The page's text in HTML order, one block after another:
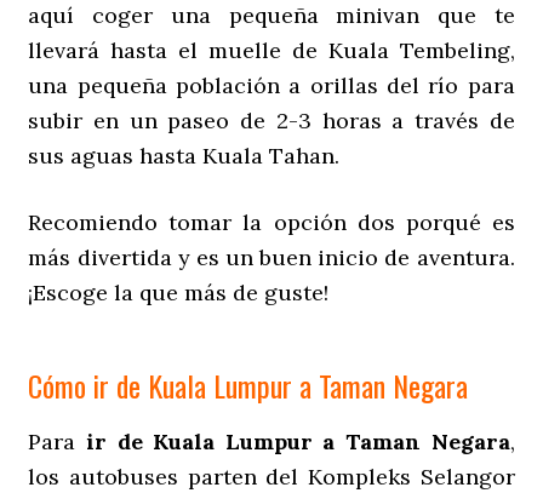
aquí coger una pequeña minivan que te
llevará hasta el muelle de Kuala Tembeling,
una pequeña población a orillas del río para
subir en un paseo de 2-3 horas a través de
sus aguas hasta Kuala Tahan.
Recomiendo tomar la opción dos porqué es
más divertida y es un buen inicio de aventura.
¡Escoge la que más de guste!
Cómo ir de Kuala Lumpur a Taman Negara
Para ir de Kuala Lumpur a Taman Negara,
los autobuses parten del Kompleks Selangor